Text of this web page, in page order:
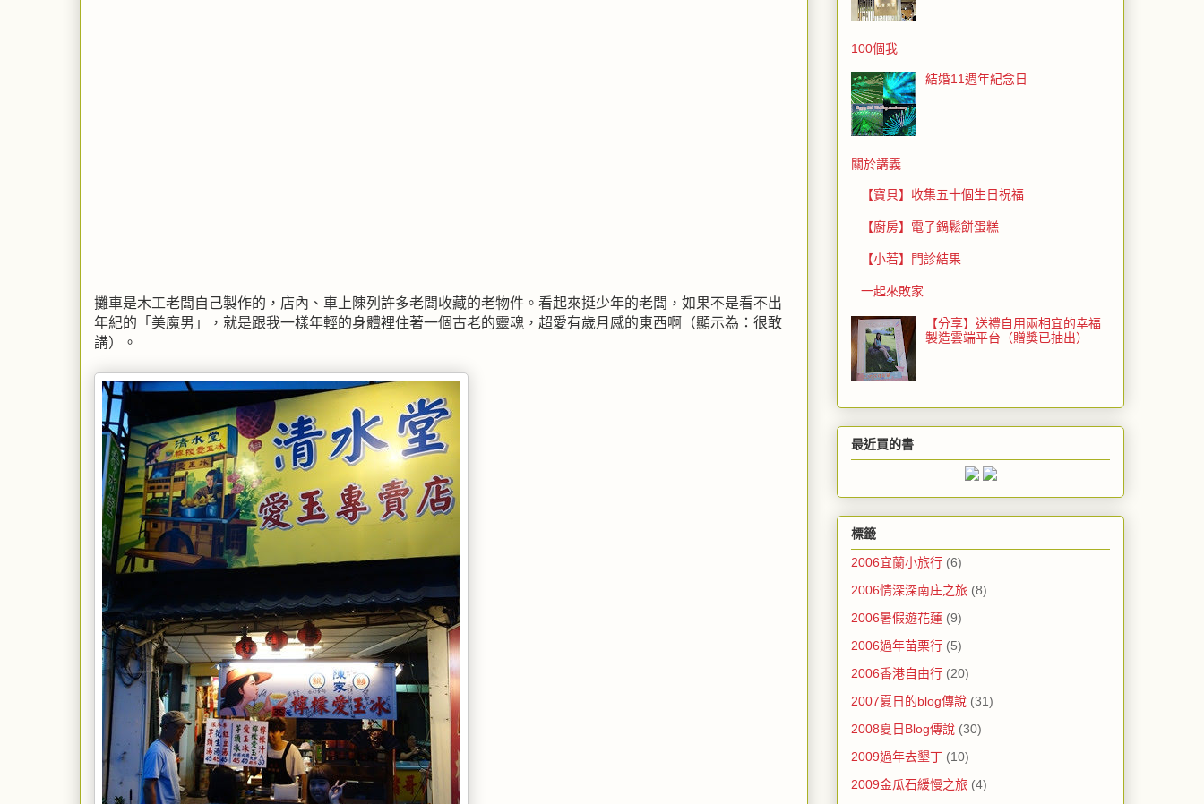
攤車是木工老闆自己製作的，店內、車上陳列許多老闆收藏的老物件。看起來挺少年的老闆，如果不是看不出
年紀的「美魔男」，就是跟我一樣年輕的身體裡住著一個古老的靈魂，超愛有歲月感的東西啊（顯示為：很敢
講）。
100個我
結婚11週年紀念日
關於講義
【寶貝】收集五十個生日祝福
【廚房】電子鍋鬆餅蛋糕
【小若】門診結果
一起來敗家
【分享】送禮自用兩相宜的幸福
製造雲端平台（贈獎已抽出）
最近買的書
標籤
2006宜蘭小旅行 (6)
2006情深深南庄之旅 (8)
2006暑假遊花蓮 (9)
2006過年苗栗行 (5)
2006香港自由行 (20)
2007夏日的blog傳說 (31)
2008夏日Blog傳說 (30)
2009過年去墾丁 (10)
2009金瓜石緩慢之旅 (4)